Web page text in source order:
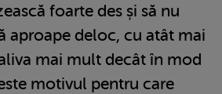
foarte des și să nu
aproape deloc, cu atât mai
mai mult decât în mod
motivul pentru care